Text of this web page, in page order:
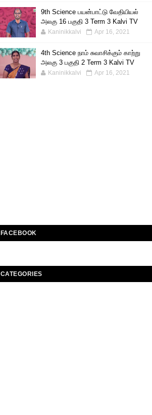
9th Science பயன்பாட்டு வேதியியல்
அலகு 16 பகுதி 3 Term 3 Kalvi TV
Kaninikkalvi Apr 16, 2021
4th Science நாம் சுவாசிக்கும் காற்று
அலகு 3 பகுதி 2 Term 3 Kalvi TV
Kaninikkalvi Apr 16, 2021
FACEBOOK
CATEGORIES